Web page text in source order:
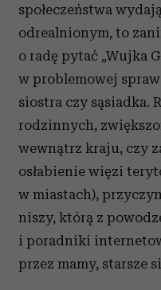
społeczeństwa
odrealnionym, to
o radę pytać „Wujka
w problemowej
siostra czy sąsiadka.
rodzinnych,
wewnątrz kraju, czy
osłabienie więzi
w miastach),
niszy, którą z
i poradniki
przez mamy, starsze